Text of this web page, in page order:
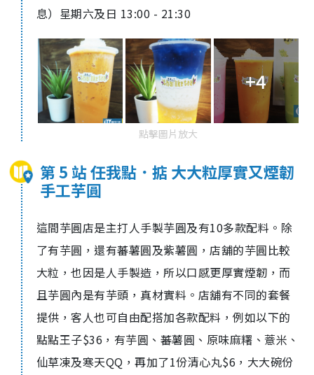
息）星期六及日 13:00 - 21:30
+4
點擊圖片放大
第 5 站 任我點．掂 大大粒厚實又煙韌
手工芋圓
這間芋圓店是主打人手製芋圓及有10多款配料。除
了有芋圓，還有蕃薯圓及紫薯圓，店舖的芋圓比較
大粒，也因是人手製造，所以口感更厚實煙韌，而
且芋圓內是有芋頭，真材實料。店舖有不同的套餐
提供，客人也可自由配搭加各款配料，例如以下的
點點王子$36，有芋圓、蕃薯圓、原味麻糬、薏米、
仙草凍及寒天QQ，再加了1份清心丸$6，大大碗份